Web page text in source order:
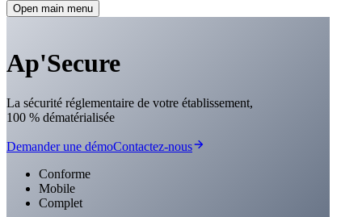
Open main menu
Ap'Secure
La sécurité réglementaire de votre établissement,
100 % dématérialisée
Demander une démoContactez-nous
Conforme
Mobile
Complet